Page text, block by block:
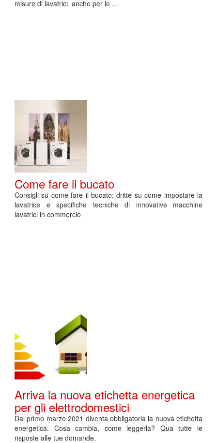
misure di lavatrici, anche per le ...
Come fare il bucato
Consigli su come fare il bucato: dritte su come impostare la
lavatrice e specifiche tecniche di innovative macchine
lavatrici in commercio
Arriva la nuova etichetta energetica
per gli elettrodomestici
Dal primo marzo 2021 diventa obbligatoria la nuova etichetta
energetica. Cosa cambia, come leggerla? Qua tutte le
risposte alle tue domande.